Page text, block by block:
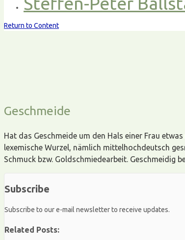
Return to Content
Geschmeide
Hat das Geschmeide um den Hals einer Frau
lexemische Wurzel, nämlich mittelhochdeutsch
Schmuck bzw. Goldschmiedearbeit. Geschmeidig
Subscribe
Subscribe to our e-mail newsletter to receive updates.
Related Posts: